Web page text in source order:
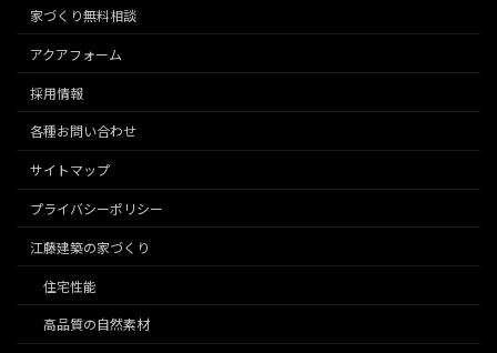
家づくり無料相談
アクアフォーム
採用情報
各種お問い合わせ
サイトマップ
プライバシーポリシー
江藤建築の家づくり
住宅性能
高品質の自然素材